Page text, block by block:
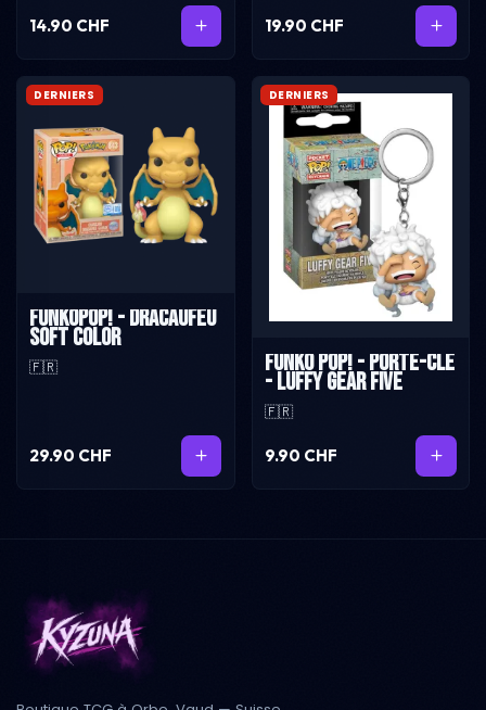
14.90 CHF 19.90 CHF
DERNIERS
FunkoPop! - Dracaufeu
soft color
🇫🇷
29.90 CHF
DERNIERS
Funko Pop! - Porte-Clé
- Luffy Gear Five
🇫🇷
9.90 CHF